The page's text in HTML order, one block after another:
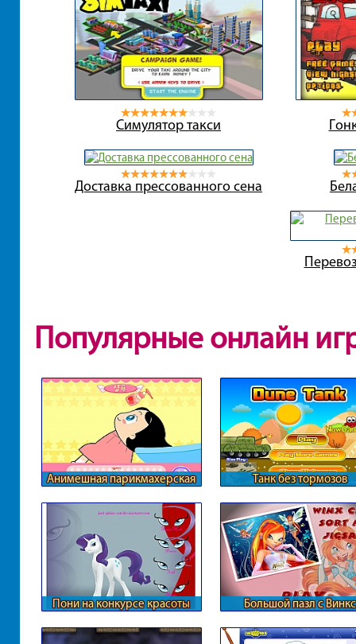
Симулятор такси
Доставка прессованного сена
Популярные онлайн
Анимешная парикмахерская Танк без тормозов
Пони на конкурсе красоты Большой пазл с Винкс